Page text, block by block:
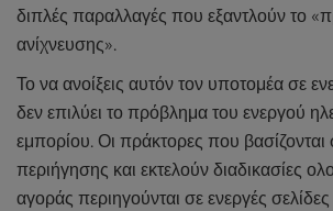
διπλές παραλλαγές που εξαντλούν το
ανίχνευσης».
Το να ανοίξεις αυτόν τον υποτομέα σε
δεν επιλύει το πρόβλημα του ενεργού
εμπορίου. Οι πράκτορες που
περιήγησης και εκτελούν διαδικασίες
αγοράς περιηγούνται σε ενεργές